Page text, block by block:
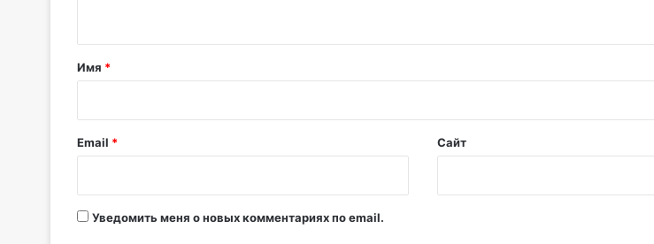
а
й
Имя *
Email * Сайт
Уведомить меня о новых комментариях по email.